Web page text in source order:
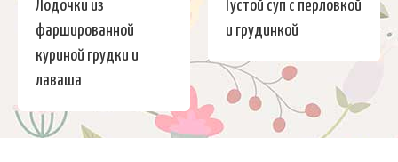
Лодочки из
фаршированной
куриной грудки и
лаваша
Густой суп с перловкой
и грудинкой